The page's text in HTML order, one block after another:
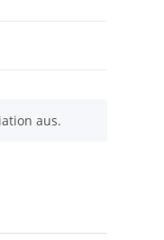
aus.